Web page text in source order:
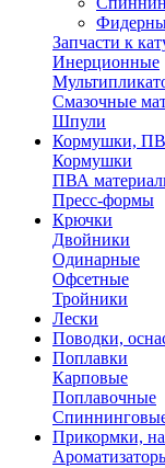
Запчасти к
Инерционные
Смазочные
Шпули
Кормушки,
Кормушки
ПВА
Пресс-формы
Крючки
Двойники
Одинарные
Офсетные
Тройники
Лески
Поводки,
Поплавки
Карповые
Поплавочные
Прикормки,